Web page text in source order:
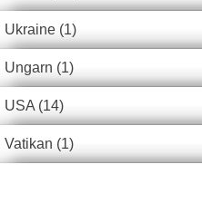
Ukraine (1)
Ungarn (1)
USA (14)
Vatikan (1)